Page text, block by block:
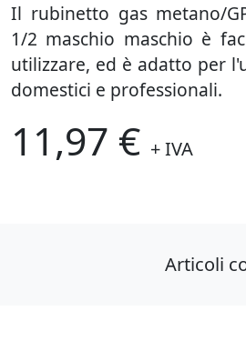
Il rubinetto gas metano/
1/2 maschio maschio è
utilizzare, ed è adatto per
domestici e professionali.
11,97 € + IVA
Articoli